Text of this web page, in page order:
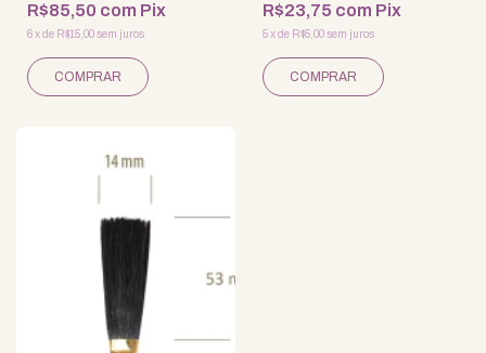
R$85,50 com Pix
6xde R$15,00sem juros
R$23,75 com Pix
5 xde R$5,00 sem juros